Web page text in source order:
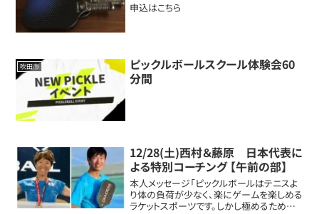
申込はこちら
吹田市
ピックルボールスクール体験会60
分間
12/28(土)西村＆藤原 日本代表に
よる特別コーチング 【午前の部】
本人メッセージ「ピックルボールはテニスよ
り体の負荷が少なく、楽にゲームを楽しめる
ラケットスポーツです。しかし極めるために